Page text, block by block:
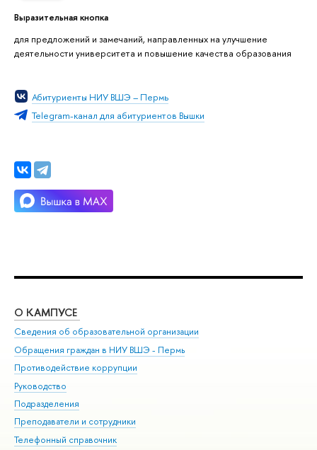
Выразительная кнопка
для предложений и замечаний, направленных на улучшение
деятельности университета и повышение качества образования
Абитуриенты НИУ ВШЭ – Пермь
Telegram-канал для абитуриентов Вышки
О КАМПУСЕ
Сведения об образовательной организации
Обращения граждан в НИУ ВШЭ - Пермь
Противодействие коррупции
Руководство
Подразделения
Преподаватели и сотрудники
Телефонный справочник